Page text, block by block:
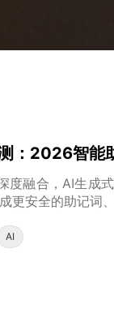
：2026智能
度融合，AI生成
更安全的助记词
AI